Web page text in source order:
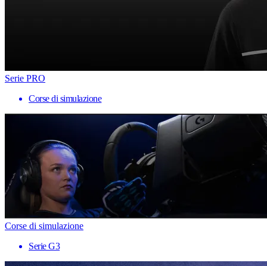
Serie PRO
Corse di simulazione
Corse di simulazione
Serie G3